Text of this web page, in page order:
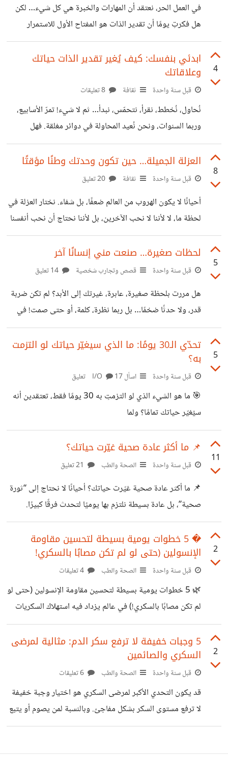
أسست حسابًا على “خمسات”، وأعدّت نفسي لرحلة ريادة الأعمال
الرقمية. تعلمت أن المشروع الرقمي الحقيقي لا يبدأ برأس مال
كبير، بل بـ:
في العمل الحر، نعتقد أن المهارات والخبرة هي كل شيء… لكن
هل فكرتِ يومًا أن تقدير الذات هو المفتاح الأول للاستمرار
والنجاح؟ في رحلتي مع تطوير نفسي، أدركت أن ضعف الثقة
بالنفس هو العائق الخفي وراء الكثير من التردد، التسويف، وحتى
التغيير الحقيقي من الداخل لماذا يؤثر تقدير الذات في علاقاتنا
وفرصنا خطوات بسيطة لكن فعالة لتقدير الذات بوعي 👈 المقال
ليس نظريًا، بل نابع من تجربة حقيقية قد
4
ابدئي بنفسك: كيف يُغير تقدير الذات حياتك
وعلاقاتك
قبل سنة واحدة ثقافة
نُحاول، نُخطط، نقرأ، نتحمّس، نبدأ… ثم لا شيء! تمرّ الأسابيع،
وربما السنوات، ونحن نُعيد المحاولة في دوائر مغلقة. فهل
المشكلة فينا؟ أم في الظروف؟ دعني أشاركك 5 حقائق قد تكون
مريرة، لكنها السبب الحقيقي وراء تأخر النجاح، وهي ليست في
ويقرؤون الكتب، ويتابعون الفيديوهات. لكن عند التنفيذ؟ يتجمد
كل شيء! النجاح لا يأتي لمن “يعرف”، بل لمن “يفعل” ما يعرف.
8
العزلة الجميلة… حين تكون وحدتك وطنًا مؤقتًا
قبل سنة واحدة ثقافة
أحيانًا لا يكون الهروب من العالم ضعفًا، بل شفاء. نختار العزلة في
لحظة ما، لا لأننا لا نحب الآخرين، بل لأننا نحتاج أن نحب أنفسنا
أولًا… أن نسمع صوتنا الداخلي بعيدًا عن ضجيج التوقعات. في
العزلة، لا أحد يسألنا: لماذا صمتّ؟ أين كنت؟ متى تعود؟ لا أحد
ينتظر نسخة مثالية منك… فأنت تكون أنت، بكل ما فيك من
المطاف. هي مكان للراحة… للترميم… للعودة من جديد وقد
عرفت نفسك أكثر، وقدرتك
5
لحظات صغيرة… صنعت مني إنسانًا آخر
قبل سنة واحدة قصص وتجارب شخصية
هل مررت بلحظة صغيرة، عابرة، غيرتك إلى الأبد؟ لم تكن ضربة
قدر، ولا حدثًا ضخمًا… بل ربما نظرة، كلمة، أو حتى صمت! في
أحد الأيام، كنت أُهاتف صديقةً لي، وكانت مهمومة جدًا. تحدثنا
طويلًا، ثم قالت لي كلمة واحدة: “أنتِ دائمًا تفهميني بدون ما
أشرح.” أغلقت الهاتف وشعرت لأول مرة بأنني لا أحتاج أن أُغيّر
العالم، يكفيني أن أكون سببًا في أن يشعر أحدهم بأنه ليس
وحده. مرّ موقف آخر… كنت أجلس على سجادة الصلاة، وبدون
تخطيط بدأت أبكي. لم
5
تحدّي الـ30 يومًا: ما الذي سيغيّر حياتك لو التزمت
به؟
قبل سنة واحدة اسأل I/O17 تعليق
🎯 ما هو الشيء الذي لو التزمتِ به 30 يومًا فقط، تعتقدين أنه
سيُغيّر حياتك تمامًا؟ ولما
11
📌 ما أكثر عادة صحية غيّرت حياتك؟
قبل سنة واحدة الصحة والطب
📌 ما أكثر عادة صحية غيّرت حياتك؟ أحيانًا لا نحتاج إلى “ثورة
صحية”، بل عادة بسيطة نلتزم بها يوميًا لتحدث فرقًا كبيرًا.
بالنسبة لي، كانت العادة التي غيّرتني هي [اكتبي عادتك إن
أحببت، مثل: شرب الماء الدافئ صباحًا، المشي بعد الإفطار، تقليل
السكر…]. وأنت، ما العادة الصحية التي جرّبتها وأحدثت فرقًا في
يومك أو صحتك؟ شاركني تجربتك
2
� 5 خطوات يومية بسيطة لتحسين مقاومة
الإنسولين (حتى لو لم تكن مصابًا بالسكري!
قبل سنة واحدة الصحة والطب
🌿 5 خطوات يومية بسيطة لتحسين مقاومة الإنسولين (حتى لو
لم تكن مصابًا بالسكري!) في عالم يزداد فيه استهلاك السكريات
والنشويات يوماً بعد يوم، أصبحت مقاومة الإنسولين مشكلة
صحية خفية تنتشر بصمت، حتى بين من يبدون أصحاء ظاهريًا.
مقاومة الإنسولين لا تعني فقط السكري، بل ترتبط أيضًا بالتعب
المستمر، وزيادة الوزن، واضطرابات الهرمونات، وحتى صعوبة
التركيز. إليك 5 خطوات يومية مجرّبة تُساعد في تحسين
حساسية الجسم للإنسولين وتقليل مخاطره: 🥗 1. افطر بروتينًا،
2
5 وجبات خفيفة لا ترفع سكر الدم: مثالية لمرضى
السكري والصائمين
قبل سنة واحدة الصحة والطب
قد يكون التحدي الأكبر لمرضى السكري هو اختيار وجبة خفيفة
لا ترفع مستوى السكر بشكل مفاجئ. وبالنسبة لمن يصوم أو يتبع
نظامًا غذائيًا، تصبح هذه الوجبات أكثر أهمية. في هذا المقال،